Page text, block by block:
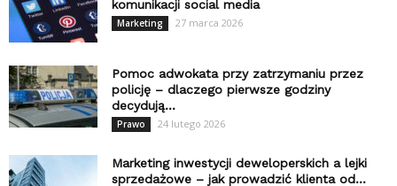
komunikacji social media
Marketing 27 marca 2026
Pomoc adwokata przy zatrzymaniu przez
policję – dlaczego pierwsze godziny
decydują...
Prawo 24 lutego 2026
Marketing inwestycji deweloperskich a lejki
sprzedażowe – jak prowadzić klienta od...